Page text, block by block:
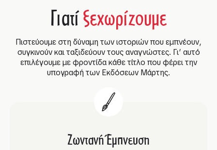
Γιατίξεχωρίζουμε
Πιστεύουμε στη δύναμη των ιστοριών που εμπνέουν,
συγκινούν και ταξιδεύουν τους αναγνώστες. Γι’ αυτό
επιλέγουμε με φροντίδα κάθε τίτλο που φέρει την
υπογραφή των Εκδόσεων Μάρτης.
Ζωντανή Έμπνευση